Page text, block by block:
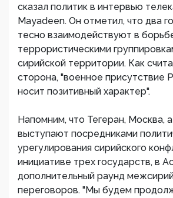
сказал политик в интервью
Mayadeen. Он отметил, что два
тесно взаимодействуют в
террористическими
сирийской территории. Как
сторона, "военное присутствие
носит позитивный характер".
Напомним, что Тегеран, Москва,
выступают посредниками
урегулирования сирийского
инициативе трех государств, в
дополнительный раунд
переговоров. "Мы будем